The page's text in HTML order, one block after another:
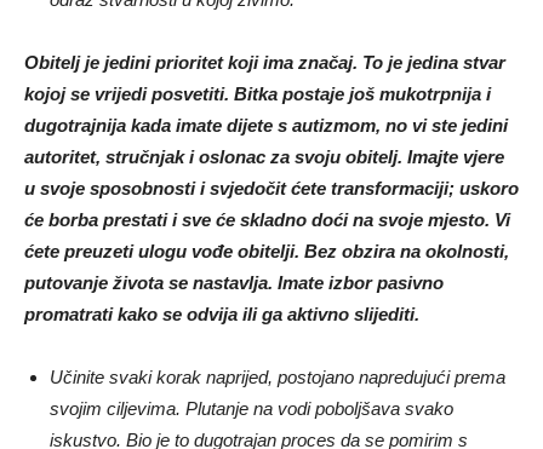
Obitelj je jedini prioritet koji ima značaj. To je jedina stvar
kojoj se vrijedi posvetiti. Bitka postaje još mukotrpnija i
dugotrajnija kada imate dijete s autizmom, no vi ste jedini
autoritet, stručnjak i oslonac za svoju obitelj. Imajte vjere
u svoje sposobnosti i svjedočit ćete transformaciji; uskoro
će borba prestati i sve će skladno doći na svoje mjesto. Vi
ćete preuzeti ulogu vođe obitelji. Bez obzira na okolnosti,
putovanje života se nastavlja. Imate izbor pasivno
promatrati kako se odvija ili ga aktivno slijediti.
Učinite svaki korak naprijed, postojano napredujući prema
svojim ciljevima. Plutanje na vodi poboljšava svako
iskustvo. Bio je to dugotrajan proces da se pomirim s